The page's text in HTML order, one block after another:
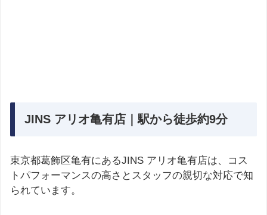
JINS アリオ亀有店｜駅から徒歩約9分
東京都葛飾区亀有にあるJINS アリオ亀有店は、コス
トパフォーマンスの高さとスタッフの親切な対応で知
られています。